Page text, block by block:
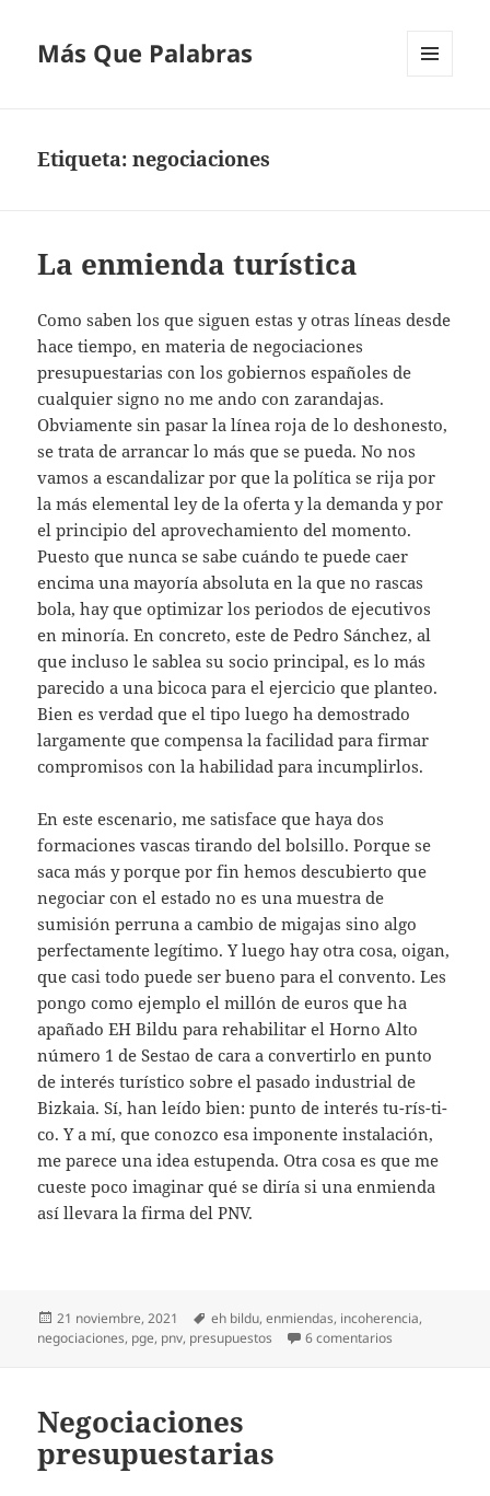
Más Que Palabras
Etiqueta:negociaciones
La enmienda turística
Como saben los que siguen estas y otras líneas desde
hace tiempo, en materia de negociaciones
presupuestarias con los gobiernos españoles de
cualquier signo no me ando con zarandajas.
Obviamente sin pasar la línea roja de lo deshonesto,
se trata de arrancar lo más que se pueda. No nos
vamos a escandalizar por que la política se rija por
la más elemental ley de la oferta y la demanda y por
el principio del aprovechamiento del momento.
Puesto que nunca se sabe cuándo te puede caer
encima una mayoría absoluta en la que no rascas
bola, hay que optimizar los periodos de ejecutivos
en minoría. En concreto, este de Pedro Sánchez, al
que incluso le sablea su socio principal, es lo más
parecido a una bicoca para el ejercicio que planteo.
Bien es verdad que el tipo luego ha demostrado
largamente que compensa la facilidad para firmar
compromisos con la habilidad para incumplirlos.
En este escenario, me satisface que haya dos
formaciones vascas tirando del bolsillo. Porque se
saca más y porque por fin hemos descubierto que
negociar con el estado no es una muestra de
sumisión perruna a cambio de migajas sino algo
perfectamente legítimo. Y luego hay otra cosa, oigan,
que casi todo puede ser bueno para el convento. Les
pongo como ejemplo el millón de euros que ha
apañado EH Bildu para rehabilitar el Horno Alto
número 1 de Sestao de cara a convertirlo en punto
de interés turístico sobre el pasado industrial de
Bizkaia. Sí, han leído bien: punto de interés tu-rís-ti-
co. Y a mí, que conozco esa imponente instalación,
me parece una idea estupenda. Otra cosa es que me
cueste poco imaginar qué se diría si una enmienda
así llevara la firma del PNV.
Publicado
el
21 noviembre, 2021 Etiquetas
eh bildu,enmiendas, incoherencia,
negociaciones, pge, pnv, presupuestos 6 comentarios
Negociaciones
presupuestarias